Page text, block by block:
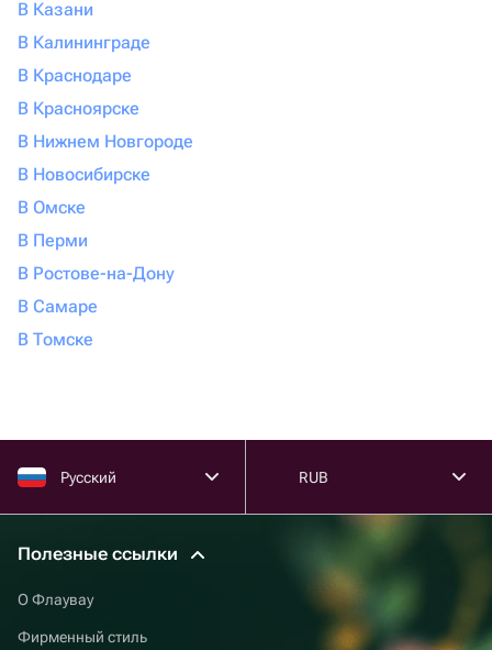
В Казани
В Калининграде
В Краснодаре
В Красноярске
В Нижнем Новгороде
В Новосибирске
В Омске
В Перми
В Ростове-на-Дону
В Самаре
В Томске
Русский RUB
Полезные ссылки
О Флаувау
Фирменный стиль